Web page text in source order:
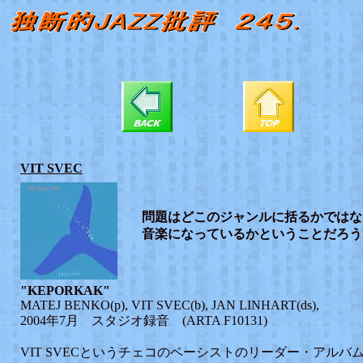
VIT SVEC
問題はどこのジャンルに括るかでは
音楽になっているかということだろう
"KEPORKAK"
MATEJ BENKO(p), VIT SVEC(b), JAN LINHART(ds),
2004年7月 スタジオ録音 (ARTA F10131)
VIT SVECというチェコのベーシストのリーダー・アル